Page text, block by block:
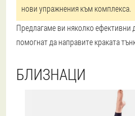
нови упражнения към комплекса.
Предлагаме ви няколко ефективни
помогнат да направите краката
БЛИЗНАЦИ